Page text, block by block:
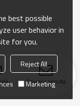
Enviar consulta
best possible
user behavior in
for you.
Reject All
Marketing